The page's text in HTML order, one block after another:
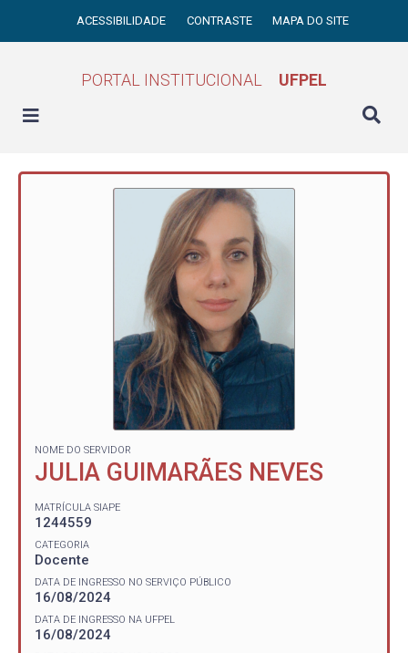
ACESSIBILIDADE CONTRASTE MAPA DO SITE
PORTAL INSTITUCIONAL UFPEL
NOME DO SERVIDOR
JULIA GUIMARÃES NEVES
MATRÍCULA SIAPE
1244559
CATEGORIA
Docente
DATA DE INGRESSO NO SERVIÇO PÚBLICO
16/08/2024
DATA DE INGRESSO NA UFPEL
16/08/2024